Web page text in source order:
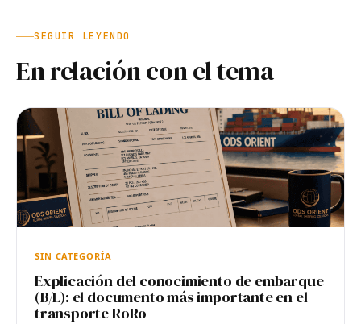
SEGUIR LEYENDO
En relación con el tema
SIN CATEGORÍA
Explicación del conocimiento de embarque
(B/L): el documento más importante en el
transporte RoRo